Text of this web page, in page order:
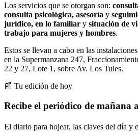
Los servicios que se otorgan son:
consulta psicológica, asesoría y
jurídico, en lo familiar y situación de
trabajo para mujeres y hombres.
Estos se llevan a cabo en las
en la Supermanzana 247,
22 y 27, Lote 1, sobre Av. Los Tules.
📰 Tu edición de hoy
Recibe el periódico de mañana
El diario para hojear, las claves del día